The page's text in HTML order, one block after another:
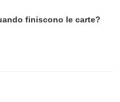
finiscono le carte?